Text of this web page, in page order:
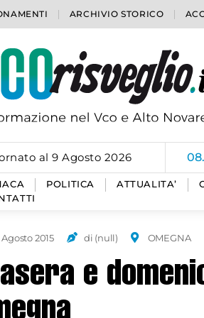
ARCHIVIO STORICO
al 9 Agosto 2026
POLITICA ATTUALITA’
Agosto 2015 di (null) OMEGNA
e